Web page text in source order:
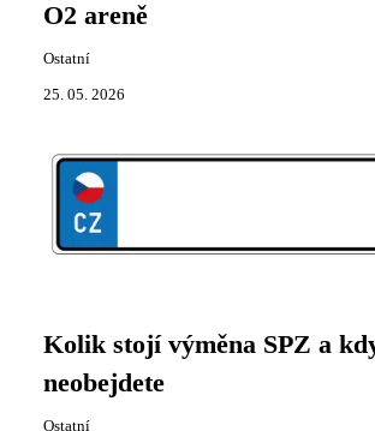
O2 areně
Ostatní
25. 05. 2026
Kolik stojí výměna SPZ a
neobejdete
Ostatní